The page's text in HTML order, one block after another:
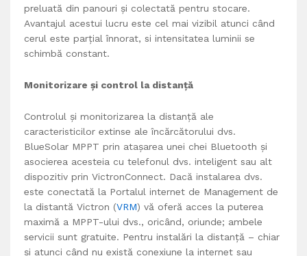
preluată din panouri și colectată pentru stocare.
Avantajul acestui lucru este cel mai vizibil atunci când
cerul este parțial înnorat, si intensitatea luminii se
schimbă constant.
Monitorizare și control la distanță
Controlul și monitorizarea la distanță ale
caracteristicilor extinse ale încărcătorului dvs.
BlueSolar MPPT prin atașarea unei chei Bluetooth și
asocierea acesteia cu telefonul dvs. inteligent sau alt
dispozitiv prin VictronConnect. Dacă instalarea dvs.
este conectată la Portalul internet de Management de
la distantă Victron (VRM) vă oferă acces la puterea
maximă a MPPT-ului dvs., oricând, oriunde; ambele
servicii sunt gratuite. Pentru instalări la distanță – chiar
și atunci când nu există conexiune la internet sau